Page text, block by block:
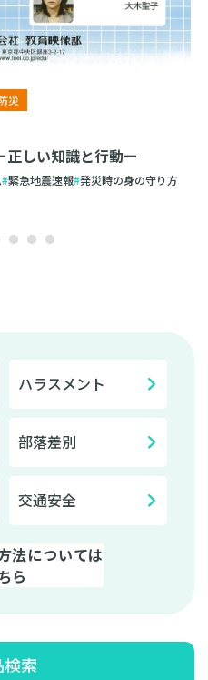
災
しい知識と行動ー
緊急地震速報 発災時の身の守り方
ハラスメント
部落差別
交通安全
法については
ら
索